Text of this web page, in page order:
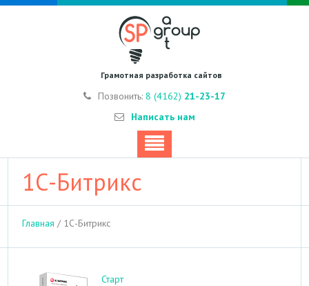
Грамотная разработка сайтов
Позвонить: 8 (4162) 21-23-17
Написать нам
1С-Битрикс
Главная / 1С-Битрикс
Старт